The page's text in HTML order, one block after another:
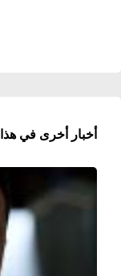
أخبار أخرى في